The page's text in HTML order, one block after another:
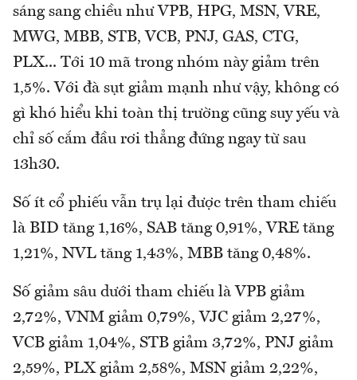
sáng sang chiều như VPB, HPG, MSN, VRE,
MWG, MBB, STB, VCB, PNJ, GAS, CTG,
PLX... Tới 10 mã trong nhóm này giảm trên
1,5%. Với đà sụt giảm mạnh như vậy, không có
gì khó hiểu khi toàn thị trường cũng suy yếu và
chỉ số cắm đầu rơi thẳng đứng ngay từ sau
13h30.
Số ít cổ phiếu vẫn trụ lại được trên tham chiếu
là BID tăng 1,16%, SAB tăng 0,91%, VRE tăng
1,21%, NVL tăng 1,43%, MBB tăng 0,48%.
Số giảm sâu dưới tham chiếu là VPB giảm
2,72%, VNM giảm 0,79%, VJC giảm 2,27%,
VCB giảm 1,04%, STB giảm 3,72%, PNJ giảm
2,59%, PLX giảm 2,58%, MSN giảm 2,22%,